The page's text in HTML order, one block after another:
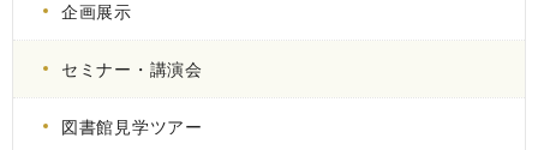
企画展示
セミナー・講演会
図書館見学ツアー